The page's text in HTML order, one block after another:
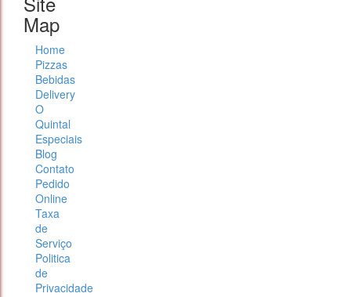
Map
Home
Pizzas
Bebidas
Delivery
O
Quintal
Especiais
Blog
Contato
Pedido
Online
Taxa
de
Serviço
Politica
de
Privacidade